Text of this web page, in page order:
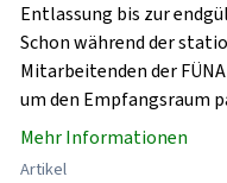
Entlassung bis zur
Schon während der
Mitarbeitenden der
um den Empfangsraum
Mehr Informationen
Artikel